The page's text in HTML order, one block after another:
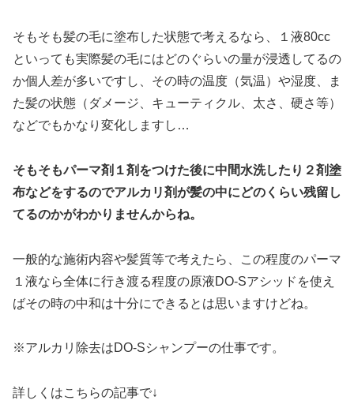
そもそも髪の毛に塗布した状態で考えるなら、１液80cc
といっても実際髪の毛にはどのぐらいの量が浸透してるの
か個人差が多いですし、その時の温度（気温）や湿度、ま
た髪の状態（ダメージ、キューティクル、太さ、硬さ等）
などでもかなり変化しますし…
そもそもパーマ剤１剤をつけた後に中間水洗したり２剤塗
布などをするのでアルカリ剤が髪の中にどのくらい残留し
てるのかがわかりませんからね。
一般的な施術内容や髪質等で考えたら、この程度のパーマ
１液なら全体に行き渡る程度の原液DO-Sアシッドを使え
ばその時の中和は十分にできるとは思いますけどね。
※アルカリ除去はDO-Sシャンプーの仕事です。
詳しくはこちらの記事で↓